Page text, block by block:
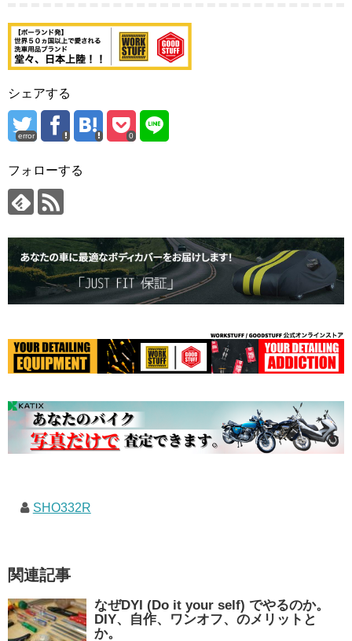
シェアする
error 0
フォローする
SHO332R
関連記事
なぜDYI (Do it your self) でやるのか。
DIY、自作、ワンオフ、のメリットと
か。